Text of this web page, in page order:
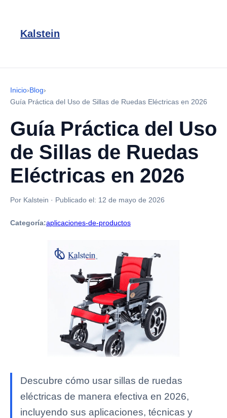
Kalstein
Inicio›Blog›
Guía Práctica del Uso de Sillas de Ruedas Eléctricas en 2026
Guía Práctica del Uso
de Sillas de Ruedas
Eléctricas en 2026
Por Kalstein · Publicado el: 12 de mayo de 2026
Categoría:aplicaciones-de-productos
Descubre cómo usar sillas de ruedas
eléctricas de manera efectiva en 2026,
incluyendo sus aplicaciones, técnicas y